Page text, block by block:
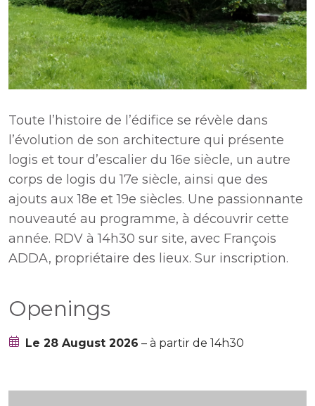
Toute l’histoire de l’édifice se révèle dans
l’évolution de son architecture qui présente
logis et tour d’escalier du 16e siècle, un autre
corps de logis du 17e siècle, ainsi que des
ajouts aux 18e et 19e siècles. Une passionnante
nouveauté au programme, à découvrir cette
année. RDV à 14h30 sur site, avec François
ADDA, propriétaire des lieux. Sur inscription.
Openings
Le 28 August 2026 – à partir de 14h30